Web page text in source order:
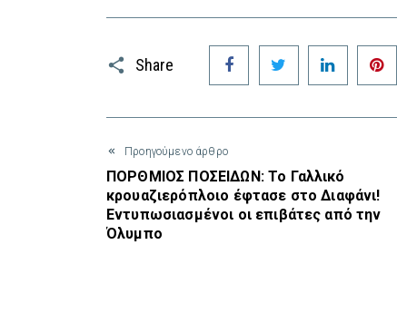
Share
Facebook Twitter LinkedIn
Προηγούμενο άρθρο
ΠΟΡΘΜΙΟΣ ΠΟΣΕΙΔΩΝ: Το Γαλλικό
κρουαζιερόπλοιο έφτασε στο Διαφάνι!
Εντυπωσιασμένοι οι επιβάτες από την
Όλυμπο